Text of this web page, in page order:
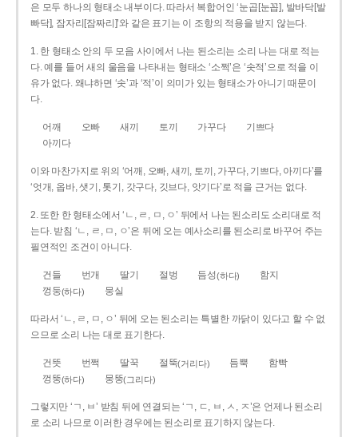
은 모두 하나의 형태소 내부이다. 따라서 복합어인 ‘눈곱[눈꼽], 발바닥[발
빠닥], 잠자리[잠짜리]’와 같은 표기는 이 조항의 적용을 받지 않는다.
1. 한 형태소 안의 두 모음 사이에서 나는 된소리는 소리 나는 대로 적는
다. 예를 들어 새의 울음을 나타내는 형태소 ‘소쩍’은 ‘솟적’으로 적을 이
유가 없다. 왜냐하면 ‘솟’과 ‘적’이 의미가 있는 형태소가 아니기 때문이
다.
어깨 오빠 새끼 토끼 가꾸다
기쁘다
아끼다
이와 마찬가지로 위의 ‘어깨, 오빠, 새끼, 토끼, 가꾸다, 기쁘다, 아끼다’를
‘엇개, 옵바, 샛기, 톳기, 갓구다, 깃브다, 앗기다’로 적을 근거는 없다.
2. 또한 한 형태소에서 ‘ㄴ, ㄹ, ㅁ, ㅇ’ 뒤에서 나는 된소리도 소리대로 적
는다. 받침 ‘ㄴ, ㄹ, ㅁ, ㅇ’은 뒤에 오는 예사소리를 된소리로 바꾸어 주는
필연적인 조건이 아니다.
건들 번개 딸기 절벙 듬성(하다)
함지
껑둥(하다) 뭉실
따라서 ‘ㄴ, ㄹ, ㅁ, ㅇ’ 뒤에 오는 된소리는 특별한 까닭이 있다고 할 수 없
으므로 소리 나는 대로 표기한다.
건뜻 번쩍 딸꾹 절뚝(거리다) 듬뿍
함빡
껑뚱(하다) 뭉뚱(그리다)
그렇지만 ‘ㄱ, ㅂ’ 받침 뒤에 연결되는 ‘ㄱ, ㄷ, ㅂ, ㅅ, ㅈ’은 언제나 된소리
로 소리 나므로 이러한 경우에는 된소리로 표기하지 않는다.